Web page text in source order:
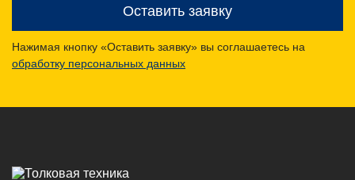
Оставить заявку
Нажимая кнопку «Оставить заявку» вы соглашаетесь на
обработку персональных данных